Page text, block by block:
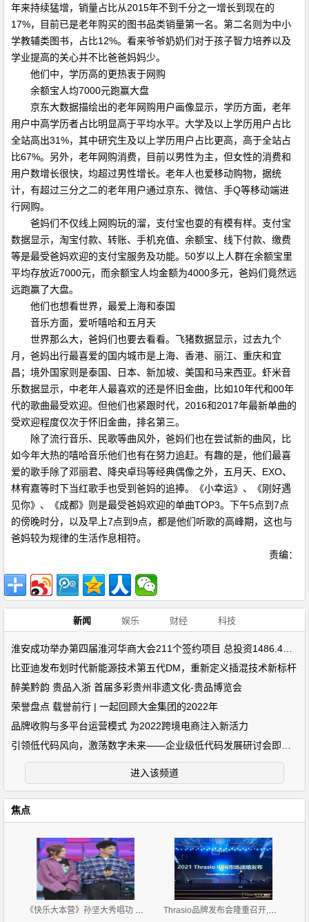
年来持续猛增，销量占比从2015年不到千分之一增长到现在的
17%，目前已是老年购买的图书品类销量第一名。第二名则为中小
学教辅类图书，占比12%。看来爷爷奶奶们对于孩子智力培养以及
学业提高的关心并不比爸爸妈妈少。
他们中，学历高的更热衷于网购
余额宝人均7000元跑赢大盘
京东大数据描绘出的老年网购用户画像显示，学历方面，老年
用户中高学历者占比明显高于平均水平。大学及以上学历用户占比
全站高出31%，其中研究生及以上学历用户占比更高，高于全站占
比67%。另外，老年网购消费，目前以男性为主，但女性的消费和
用户数增长很快，均超过男性增长。老年人也爱移动购物，据统
计，有超过三分之二的老年用户通过京东、微信、手Q等移动端进
行网购。
爸妈们不仅线上网购玩的溜，支付宝也耍的有模有样。支付宝
数据显示，淘宝付款、转账、手机充值、余额宝、线下付款、缴费
等是最受爸妈欢迎的支付宝服务及功能。50岁以上人群在余额宝里
平均存放近7000元，而余额宝人均金额为4000多元，爸妈们竟然远
远跑赢了大盘。
他们也想看世界，最爱上海和泰国
音乐方面，爱听嘻哈和五月天
世界那么大，爸妈们也要去看看。飞猪数据显示，过去九个
月，爸妈出行最喜爱的国内城市是上海、香港、丽江、重庆和宜
昌；境外国家则是泰国、日本、新加坡、美国和马来西亚。虾米音
乐数据显示，中老年人最喜欢的还是怀旧金曲，比如10年代和00年
代的歌曲最受欢迎。但他们也紧跟时代，2016和2017年最新单曲的
受欢迎程度仅次于怀旧金曲，排名第三。
除了流行音乐、民歌等曲风外，爸妈们也在尝试新的曲风，比
如今年大热的嘻哈音乐他们也有在努力追赶。有趣的是，他们最喜
爱的歌手除了邓丽君、降央卓玛等经典偶像之外，五月天、EXO、
林宥嘉等时下当红歌手也受到爸妈的追捧。《小幸运》、《刚好遇
见你》、《成都》则是最受爸妈欢迎的单曲TOP3。下午5点到7点
的傍晚时分，以及早上7点到9点，都是他们听歌的高峰期，这也与
爸妈较为规律的生活作息相符。
责编：
新闻 娱乐 财经 科技
比亚迪发布划时代新能源技术第五代DM，重新定义插混技术新标杆
醉美黔韵 贵品入浙 首届多彩贵州非遗文化-贵品博览会
荣誉盘点 载誉前行 | 一起回顾大金集团的2022年
品牌收购与多平台运营模式 为2022跨境电商注入新活力
进入该频道
焦点
《快乐大本营》孙坚大秀唱功 与袁姗姗默契合唱 Thrasio品牌发布会隆重召开,发布2021中国区战略规划